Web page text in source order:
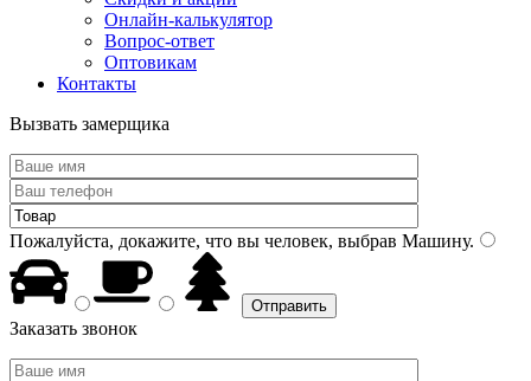
Онлайн-калькулятор
Вопрос-ответ
Оптовикам
Контакты
Вызвать замерщика
Пожалуйста, докажите, что вы человек, выбрав Машину.
Заказать звонок